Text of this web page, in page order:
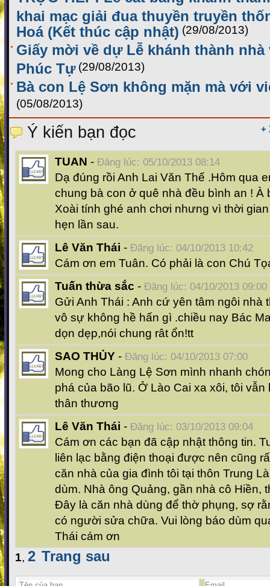
khai mạc giải đua thuyền truyền
Hoá (Kết thúc cập nhật) (29/08/2013)
Giấy mời về dự Lễ khánh thành nhà
Phúc Tự (29/08/2013)
Bà con Lệ Sơn không mặn mà với
(05/08/2013)
+
Ý kiến bạn đọc
TUAN - Đăng lúc: 05/10/2013 08:14
Dạ đúng rồi Anh Lai Văn Thế .Hôm qua
chung bà con ở quê nhà đều bình an ! À
Xoài tính ghé anh chơi nhưng vì thời
hẹn lần sau.
Lê Văn Thái - Đăng lúc: 04/10/2013 10:42
Cám ơn em Tuân. Có phải là con Chú
Tuấn thừa sắc - Đăng lúc: 04/10/2013 09:00
Gửi Anh Thái : Anh cứ yên tâm ngôi nhà
vô sự không hề hấn gì .chiều nay Bác
dọn dẹp,nói chung rât ổn!tt
SAO THỦY - Đăng lúc: 04/10/2013 07:00
Mong cho Làng Lệ Sơn mình nhanh
phá của bão lũ. Ở Lào Cai xa xôi, tôi
thân thương
Lê Văn Thái - Đăng lúc: 03/10/2013 09:04
Cám ơn các bạn đã cập nhật thông tin.
liên lạc bằng điện thoại được nên cũng
căn nhà của gia đình tôi tại thôn Trung
dùm. Nhà ông Quảng, gần nhà cô Hiền,
Đây là căn nhà dùng để thờ phụng, sợ
có người sửa chữa. Vui lòng báo dùm
Thái cám ơn
1, 2 Trang sau